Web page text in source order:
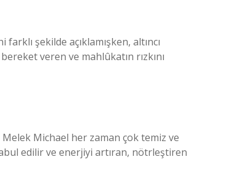
şekilde açıklamışken, altıncı
veren ve mahlûkatın rızkını
Michael her zaman çok temiz ve
edilir ve enerjiyi artıran, nötrleştiren